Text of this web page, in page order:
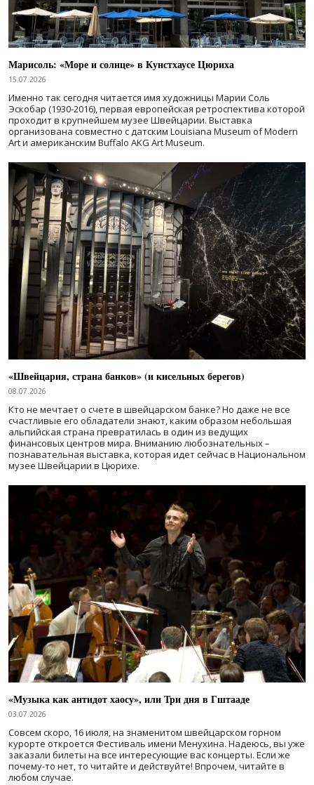
Марисоль: «Море и солнце» в Кунстхаусе Цюриха
15.07.2026
Именно так сегодня читается имя художницы Марии Соль
Эскобар (1930-2016), первая европейская ретроспектива которой
проходит в крупнейшем музее Швейцарии. Выставка
организована совместно с датским Louisiana Museum of Modern
Art и американским Buffalo AKG Art Museum.
«Швейцария, страна банков» (и кисельных берегов)
08.07.2026
Кто не мечтает о счете в швейцарском банке? Но даже не все
счастливые его обладатели знают, каким образом небольшая
альпийская страна превратилась в один из ведущих
финансовых центров мира. Вниманию любознательных –
познавательная выставка, которая идет сейчас в Национальном
музее Швейцарии в Цюрихе.
«Музыка как антидот хаосу», или Три дня в Гштааде
03.07.2026
Совсем скоро, 16 июля, на знаменитом швейцарском горном
курорте откроется Фестиваль имени Менухина. Надеюсь, вы уже
заказали билеты на все интересующие вас концерты. Если же
почему-то нет, то читайте и действуйте! Впрочем, читайте в
любом случае.